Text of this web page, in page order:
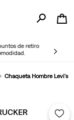
de retiro
Chaqueta Hombre Levi's